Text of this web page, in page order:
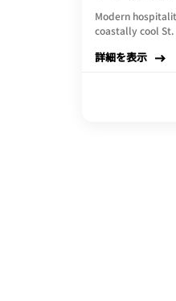
Modern
coastally cool
詳細を表示